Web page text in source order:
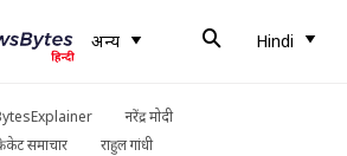
अन्य Hindi
नरेंद्र मोदी
समाचार राहुल गांधी